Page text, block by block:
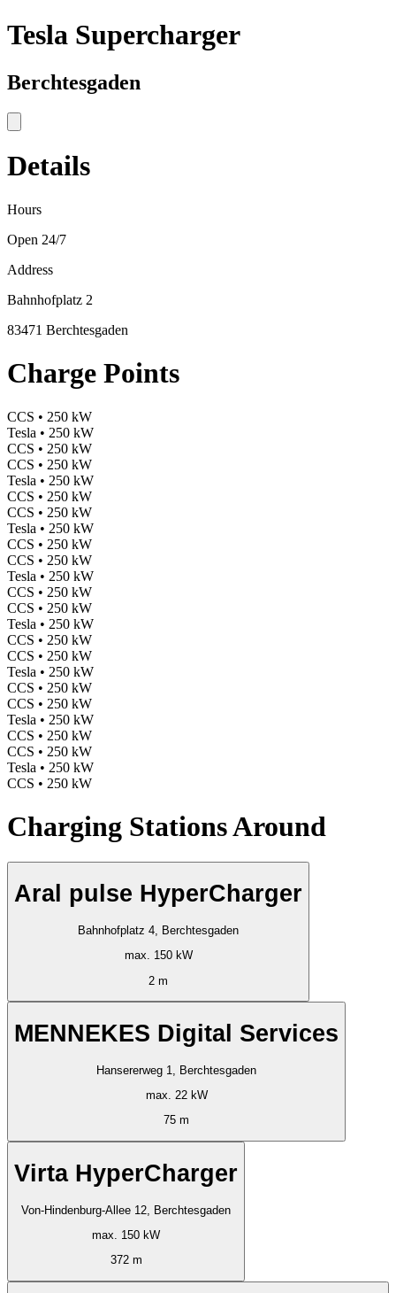
Tesla Supercharger
Berchtesgaden
Details
Hours
Open 24/7
Address
Bahnhofplatz 2
83471 Berchtesgaden
Charge Points
CCS • 250 kW
Tesla • 250 kW
CCS • 250 kW
CCS • 250 kW
Tesla • 250 kW
CCS • 250 kW
CCS • 250 kW
Tesla • 250 kW
CCS • 250 kW
CCS • 250 kW
Tesla • 250 kW
CCS • 250 kW
CCS • 250 kW
Tesla • 250 kW
CCS • 250 kW
CCS • 250 kW
Tesla • 250 kW
CCS • 250 kW
CCS • 250 kW
Tesla • 250 kW
CCS • 250 kW
CCS • 250 kW
Tesla • 250 kW
CCS • 250 kW
Charging Stations Around
Aral pulse HyperCharger
Bahnhofplatz 4, Berchtesgaden
max. 150 kW
2 m
MENNEKES Digital Services
Hansererweg 1, Berchtesgaden
max. 22 kW
75 m
Virta HyperCharger
Von-Hindenburg-Allee 12, Berchtesgaden
max. 150 kW
372 m